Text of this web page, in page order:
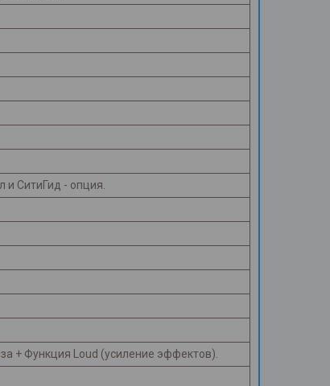
и СитиГид - опция.
+ Функция Loud (усиление эффектов).